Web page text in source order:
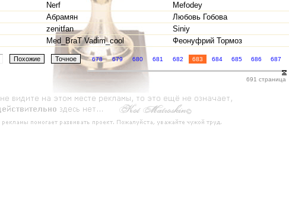
Nerf
Mefodey
Абрамян
Любовь Гобова
zenitfan
Siniy
Med_BraT Vadim_cool Феонуфрий Тормоз
678 679 680 681 682 683 684 685 686 687
691 страница